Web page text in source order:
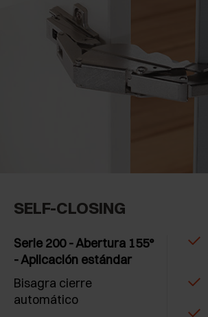
SELF-CLOSING
Serie 200 - Abertura 155°
- Aplicación estándar
Bisagra cierre
automático